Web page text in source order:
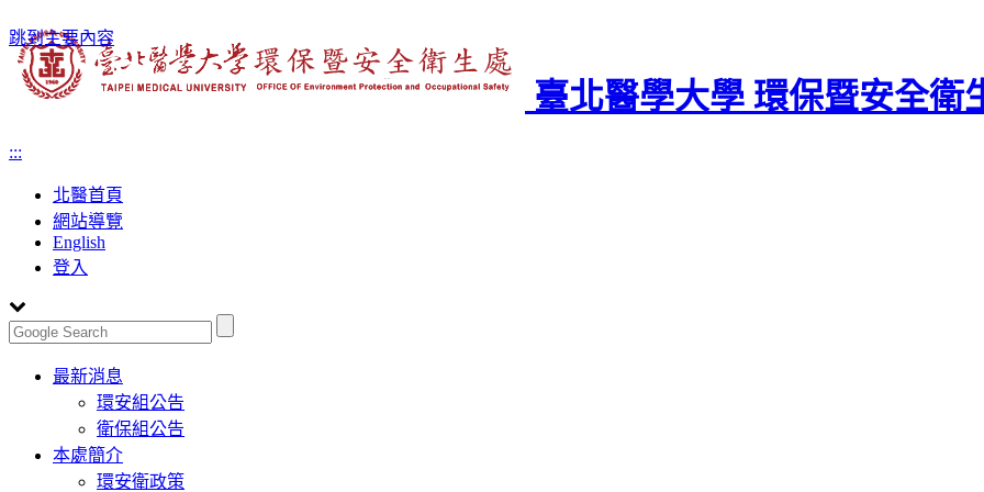
跳到主要內容
臺北醫學大學 環保暨安全衛
:::
北醫首頁
網站導覽
English
登入
Toggle
navigation
最新消息
環安組公告
衛保組公告
本處簡介
環安衛政策